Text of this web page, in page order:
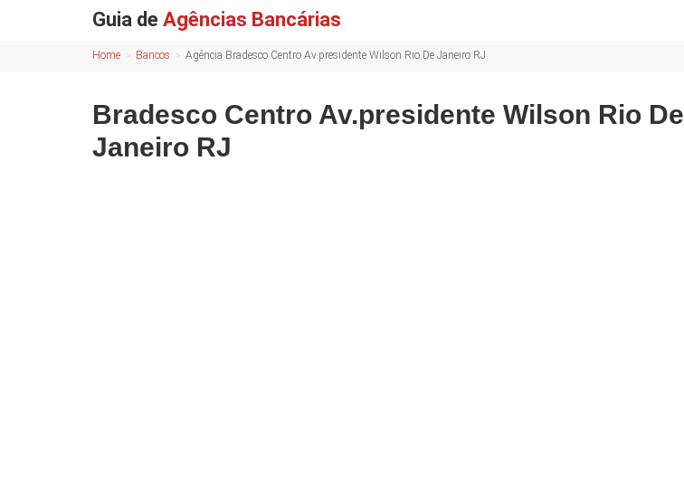
Guia de Agências Bancárias
Home Bancos Agência Bradesco Centro Av.presidente Wilson Rio De Janeiro RJ
Bradesco Centro Av.presidente Wilson Rio De
Janeiro RJ